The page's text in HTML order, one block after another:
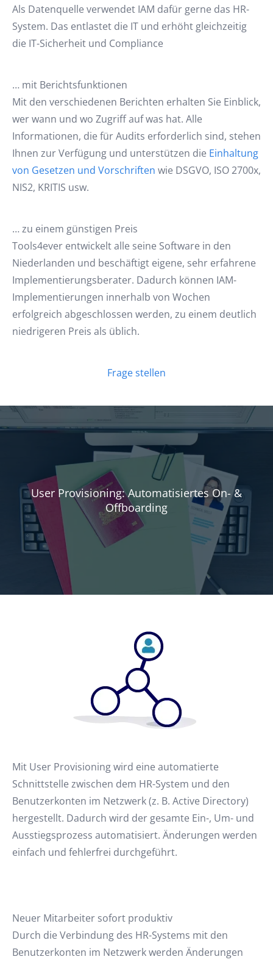
Als Datenquelle verwendet IAM dafür gerne das HR-
System. Das entlastet die IT und erhöht gleichzeitig
die IT-Sicherheit und Compliance
… mit Berichtsfunktionen
Mit den verschiedenen Berichten erhalten Sie Einblick,
wer wann und wo Zugriff auf was hat. Alle
Informationen, die für Audits erforderlich sind, stehen
Ihnen zur Verfügung und unterstützen die Einhaltung
von Gesetzen und Vorschriften wie DSGVO, ISO 2700x,
NIS2, KRITIS usw.
… zu einem günstigen Preis
Tools4ever entwickelt alle seine Software in den
Niederlanden und beschäftigt eigene, sehr erfahrene
Implementierungsberater. Dadurch können IAM-
Implementierungen innerhalb von Wochen
erfolgreich abgeschlossen werden, zu einem deutlich
niedrigeren Preis als üblich.
Frage stellen
User Provisioning: Automatisiertes On- &
Offboarding
Mit User Provisioning wird eine automatierte
Schnittstelle zwischen dem HR-System und den
Benutzerkonten im Netzwerk (z. B. Active Directory)
hergestellt. Dadurch wird der gesamte Ein-, Um- und
Ausstiegsprozess automatisiert. Änderungen werden
einfach und fehlerfrei durchgeführt.
Neuer Mitarbeiter sofort produktiv
Durch die Verbindung des HR-Systems mit den
Benutzerkonten im Netzwerk werden Änderungen